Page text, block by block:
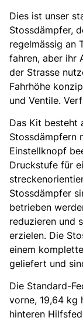
Dies ist unser
Stossdämpfer,
regelmässig an
fahren, aber ihr
der Strasse
Fahrhöhe
und Ventile.
Das Kit besteht
Stossdämpfern
Einstellknopf
Druckstufe für
Stossdämpfer
betrieben
reduzieren und
erzielen. Die
einem
geliefert und
Die Standard-
vorne, 19,64 kg
hinteren